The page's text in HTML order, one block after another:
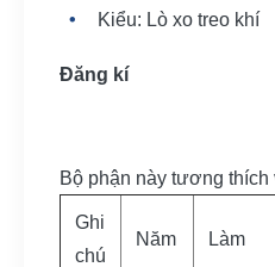
Kiểu: Lò xo treo khí
Đăng kí
Bộ phận này tương
Ghi
chú
Năm Làm